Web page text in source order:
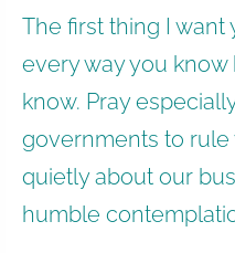
The first thing I want
every way you
know. Pray
governments to rule
quietly about our
humble